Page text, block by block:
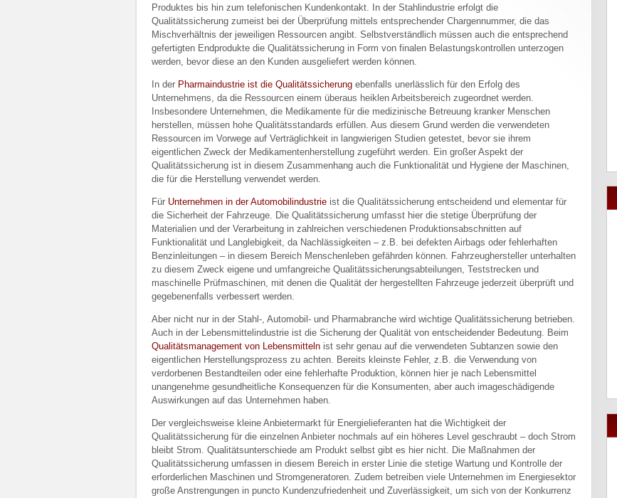
Produktes bis hin zum telefonischen Kundenkontakt. In der Stahlindustrie erfolgt die
Qualitätssicherung zumeist bei der Überprüfung mittels entsprechender Chargennummer, die das
Mischverhältnis der jeweiligen Ressourcen angibt. Selbstverständlich müssen auch die entsprechend
gefertigten Endprodukte die Qualitätssicherung in Form von finalen Belastungskontrollen unterzogen
werden, bevor diese an den Kunden ausgeliefert werden können.
In der Pharmaindustrie ist die Qualitätssicherung ebenfalls unerlässlich für den Erfolg des
Unternehmens, da die Ressourcen einem überaus heiklen Arbeitsbereich zugeordnet werden.
Insbesondere Unternehmen, die Medikamente für die medizinische Betreuung kranker Menschen
herstellen, müssen hohe Qualitätsstandards erfüllen. Aus diesem Grund werden die verwendeten
Ressourcen im Vorwege auf Verträglichkeit in langwierigen Studien getestet, bevor sie ihrem
eigentlichen Zweck der Medikamentenherstellung zugeführt werden. Ein großer Aspekt der
Qualitätssicherung ist in diesem Zusammenhang auch die Funktionalität und Hygiene der Maschinen,
die für die Herstellung verwendet werden.
Für Unternehmen in der Automobilindustrie ist die Qualitätssicherung entscheidend und elementar für
die Sicherheit der Fahrzeuge. Die Qualitätssicherung umfasst hier die stetige Überprüfung der
Materialien und der Verarbeitung in zahlreichen verschiedenen Produktionsabschnitten auf
Funktionalität und Langlebigkeit, da Nachlässigkeiten – z.B. bei defekten Airbags oder fehlerhaften
Benzinleitungen – in diesem Bereich Menschenleben gefährden können. Fahrzeughersteller unterhalten
zu diesem Zweck eigene und umfangreiche Qualitätssicherungsabteilungen, Teststrecken und
maschinelle Prüfmaschinen, mit denen die Qualität der hergestellten Fahrzeuge jederzeit überprüft und
gegebenenfalls verbessert werden.
Aber nicht nur in der Stahl-, Automobil- und Pharmabranche wird wichtige Qualitätssicherung betrieben.
Auch in der Lebensmittelindustrie ist die Sicherung der Qualität von entscheidender Bedeutung. Beim
Qualitätsmanagement von Lebensmitteln ist sehr genau auf die verwendeten Subtanzen sowie den
eigentlichen Herstellungsprozess zu achten. Bereits kleinste Fehler, z.B. die Verwendung von
verdorbenen Bestandteilen oder eine fehlerhafte Produktion, können hier je nach Lebensmittel
unangenehme gesundheitliche Konsequenzen für die Konsumenten, aber auch imageschädigende
Auswirkungen auf das Unternehmen haben.
Der vergleichsweise kleine Anbietermarkt für Energielieferanten hat die Wichtigkeit der
Qualitätssicherung für die einzelnen Anbieter nochmals auf ein höheres Level geschraubt – doch Strom
bleibt Strom. Qualitätsunterschiede am Produkt selbst gibt es hier nicht. Die Maßnahmen der
Qualitätssicherung umfassen in diesem Bereich in erster Linie die stetige Wartung und Kontrolle der
erforderlichen Maschinen und Stromgeneratoren. Zudem betreiben viele Unternehmen im Energiesektor
große Anstrengungen in puncto Kundenzufriedenheit und Zuverlässigkeit, um sich von der Konkurrenz